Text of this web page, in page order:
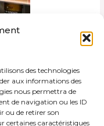
des technologies
aux informations des
nous permettra de
de navigation ou les ID
ou de retirer son
certaines caractéristiques
confidentialité